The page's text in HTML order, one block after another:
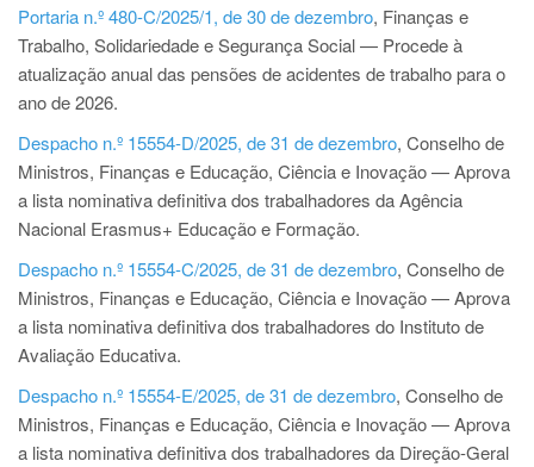
Portaria n.º 480-C/2025/1, de 30 de dezembro, Finanças e
Trabalho, Solidariedade e Segurança Social — Procede à
atualização anual das pensões de acidentes de trabalho para o
ano de 2026.
Despacho n.º 15554-D/2025, de 31 de dezembro, Conselho de
Ministros, Finanças e Educação, Ciência e Inovação — Aprova
a lista nominativa definitiva dos trabalhadores da Agência
Nacional Erasmus+ Educação e Formação.
Despacho n.º 15554-C/2025, de 31 de dezembro, Conselho de
Ministros, Finanças e Educação, Ciência e Inovação — Aprova
a lista nominativa definitiva dos trabalhadores do Instituto de
Avaliação Educativa.
Despacho n.º 15554-E/2025, de 31 de dezembro, Conselho de
Ministros, Finanças e Educação, Ciência e Inovação — Aprova
a lista nominativa definitiva dos trabalhadores da Direção-Geral